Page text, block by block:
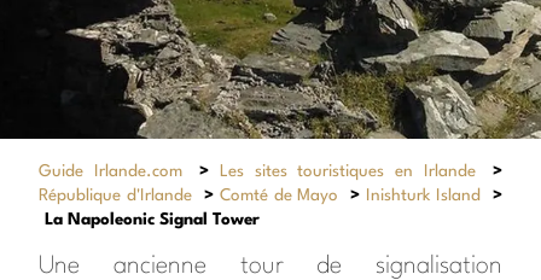
Guide Irlande.com > Les sites touristiques en Irlande
>
République d'Irlande
> Comté de Mayo > Inishturk Island
>
La Napoleonic Signal Tower
Une ancienne tour de signalisation